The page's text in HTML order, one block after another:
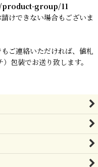
group/11
けできない場合もございま
ご連絡いただければ、値札
包装でお送り致します。